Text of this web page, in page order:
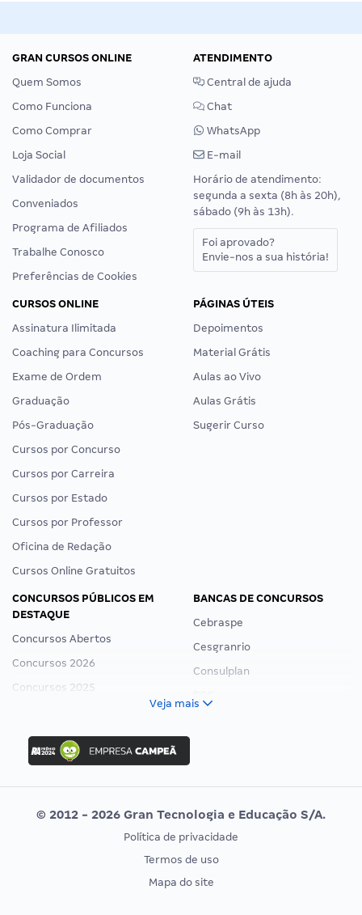
GRAN CURSOS ONLINE
Quem Somos
Como Funciona
Como Comprar
Loja Social
Validador de documentos
Conveniados
Programa de Afiliados
Trabalhe Conosco
Preferências de Cookies
ATENDIMENTO
Central de ajuda
Chat
WhatsApp
E-mail
Horário de atendimento:
segunda a sexta (8h às 20h),
sábado (9h às 13h).
Foi aprovado?
Envie-nos a sua história!
CURSOS ONLINE
Assinatura Ilimitada
Coaching para Concursos
Exame de Ordem
Graduação
Pós-Graduação
Cursos por Concurso
Cursos por Carreira
Cursos por Estado
Cursos por Professor
Oficina de Redação
Cursos Online Gratuitos
PÁGINAS ÚTEIS
Depoimentos
Material Grátis
Aulas ao Vivo
Aulas Grátis
Sugerir Curso
CONCURSOS PÚBLICOS EM
DESTAQUE
Concursos Abertos
Concursos 2026
Concursos 2025
Concurso Ibama
Concurso MPU
Editais publicados
BANCAS DE CONCURSOS
Cebraspe
Cesgranrio
Consulplan
Vunesp
CONCURSOS POR PROFISSÃO
EXAME DE ORDEM
Veja mais
© 2012 - 2026 Gran Tecnologia e Educação S/A.
Política de privacidade
Termos de uso
Mapa do site